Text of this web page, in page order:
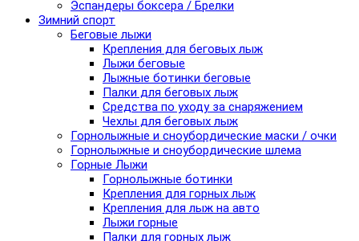
Эспандеры боксера / Брелки
Зимний спорт
Беговые лыжи
Крепления для беговых лыж
Лыжи беговые
Лыжные ботинки беговые
Палки для беговых лыж
Средства по уходу за снаряжением
Чехлы для беговых лыж
Горнолыжные и сноубордические маски / очки
Горнолыжные и сноубордические шлема
Горные Лыжи
Горнолыжные ботинки
Крепления для горных лыж
Крепления для лыж на авто
Лыжи горные
Палки для горных лыж